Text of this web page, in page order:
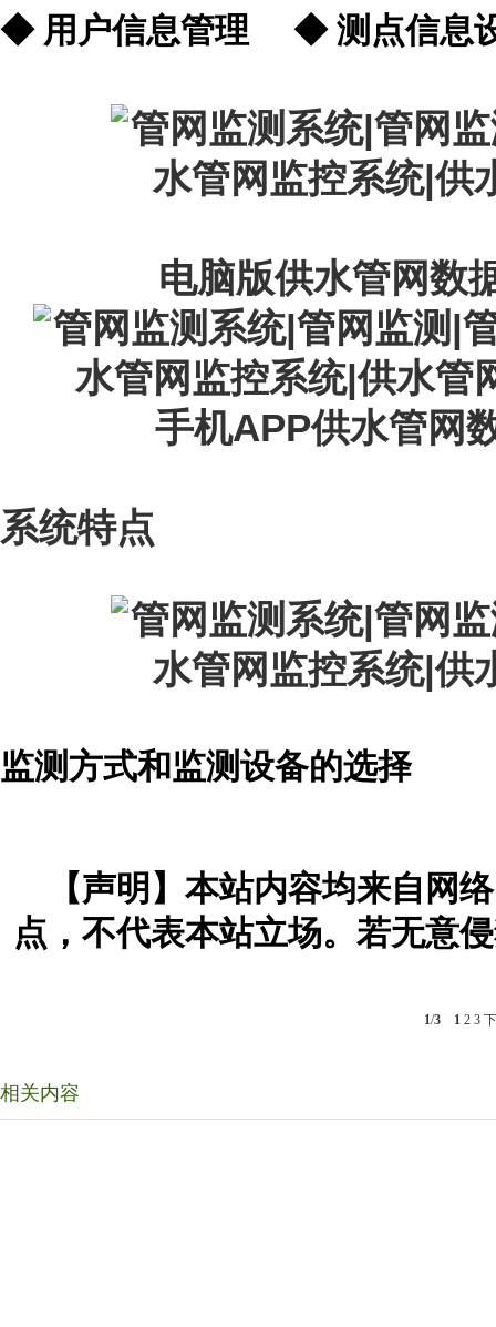
◆ 用户信息管理 ◆ 测点
电脑版供水管网数
手机APP供水管网
系统特点
监测方式和监测设备的选择
【声明】本站内容均来自网
点，不代表本站立场。若无意
1/3 1 2 3
相关内容